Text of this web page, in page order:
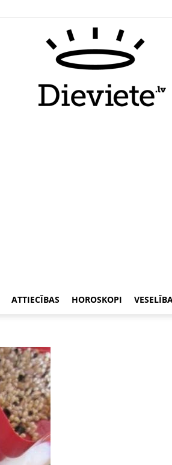
ATTIECĪBAS HOROSKOPI